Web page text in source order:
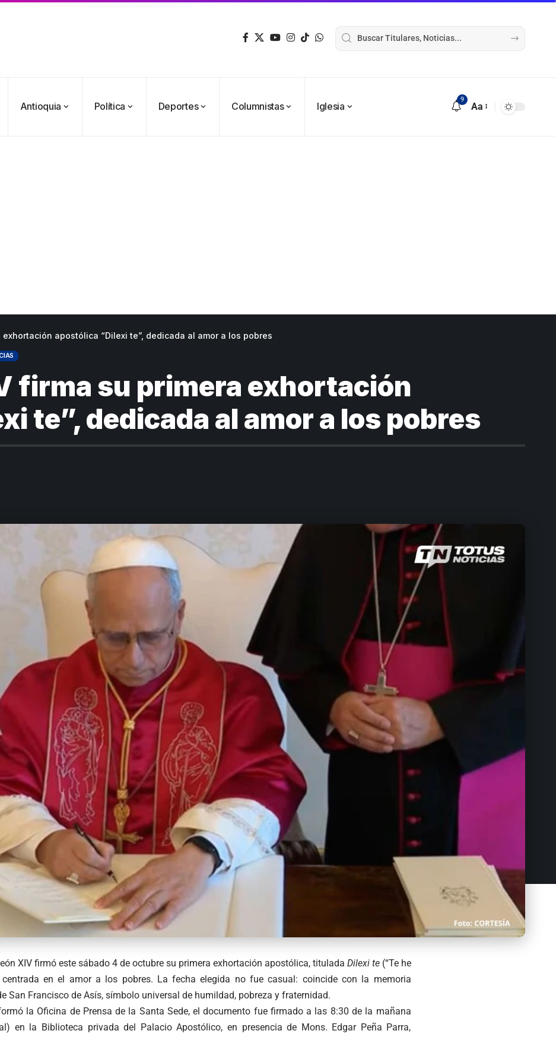
Antioquia Política Deportes Columnistas Iglesia
9
Aa
exhortación apostólica “Dilexi te”, dedicada al amor a los pobres
firma su primera exhortación
te”, dedicada al amor a los pobres
XIV firmó este sábado 4 de octubre su primera exhortación apostólica, titulada Dilexi te(“Te he
centrada en el amor a los pobres. La fecha elegida no fue casual: coincide con la memoria
San Francisco de Asís, símbolo universal de humildad, pobreza y fraternidad.
la Oficina de Prensa de la Santa Sede, el documento fue firmado a las 8:30 de la mañana
en la Biblioteca privada del Palacio Apostólico, en presencia de Mons. Edgar Peña Parra,